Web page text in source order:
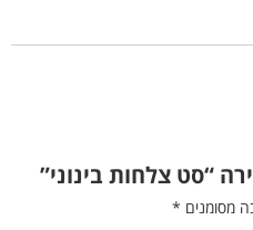
“סט צלחות בינוני”
מסומנים *